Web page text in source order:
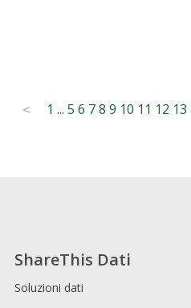
< 1 ... 5 6 78 9 10 11 12 13
ShareThis Dati
Soluzioni dati